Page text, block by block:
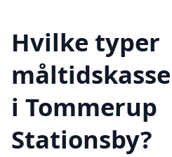
Hvilke typer
i Tommerup
Stationsby?